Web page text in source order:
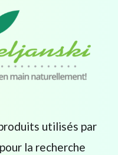
utilisés par
la recherche